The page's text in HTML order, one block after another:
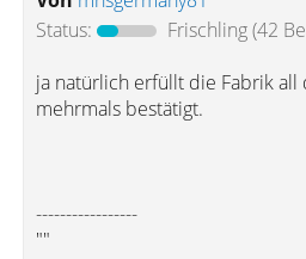
Status:
Frischling(42
ja natürlich erfüllt die Fabrik all
mehrmals bestätigt.
-----------------
""